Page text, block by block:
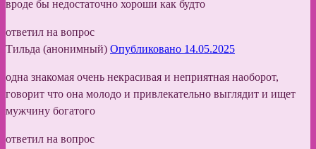
вроде бы недостаточно хороши как будто
ответил на вопрос
Тильда (анонимный) Опубликовано 14.05.2025
одна знакомая очень некрасивая и неприятная наоборот,
говорит что она молодо и привлекательно выглядит и ищет
мужчину богатого
ответил на вопрос